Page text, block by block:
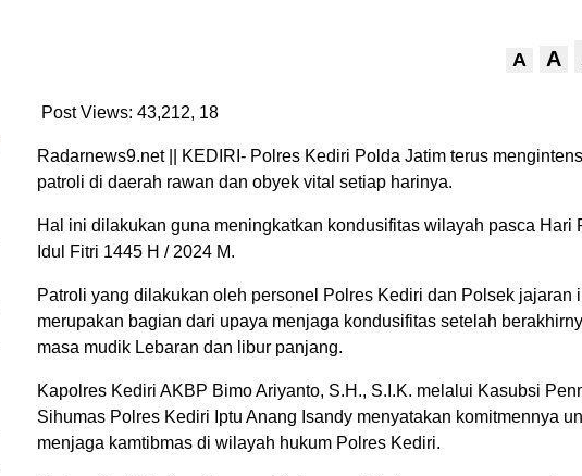
A A
Post Views: 43,212, 18
Radarnews9.net || KEDIRI- Polres Kediri Polda Jatim terus
patroli di daerah rawan dan obyek vital setiap harinya.
Hal ini dilakukan guna meningkatkan kondusifitas wilayah pasca Hari
Idul Fitri 1445 H / 2024 M.
Patroli yang dilakukan oleh personel Polres Kediri dan Polsek jajaran
merupakan bagian dari upaya menjaga kondusifitas setelah
masa mudik Lebaran dan libur panjang.
Kapolres Kediri AKBP Bimo Ariyanto, S.H., S.I.K. melalui Kasubsi
Sihumas Polres Kediri Iptu Anang Isandy menyatakan komitmennya
menjaga kamtibmas di wilayah hukum Polres Kediri.